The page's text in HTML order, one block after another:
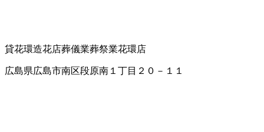
貸花環造花店葬儀業葬祭業花環店
広島県広島市南区段原南１丁目２０－１１